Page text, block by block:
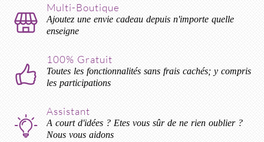
Multi-Boutique
Ajoutez une envie cadeau depuis n'importe quelle
enseigne
100% Gratuit
Toutes les fonctionnalités sans frais cachés; y compris
les participations
Assistant
A court d'idées ? Etes vous sûr de ne rien oublier ?
Nous vous aidons